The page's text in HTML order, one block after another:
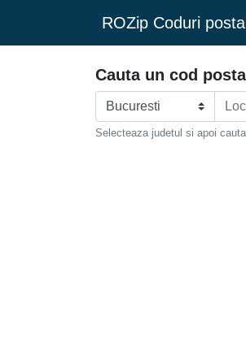
ROZip Coduri
Cauta un cod
Selecteaza judetul si apoi